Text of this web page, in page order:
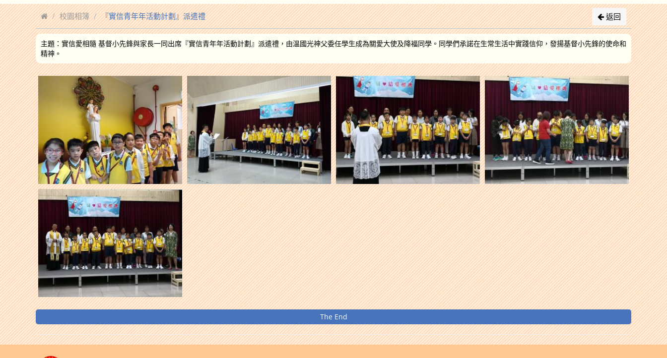
校園相簿 『實信青年年活動計劃』派遣禮 返回
主題：實信愛相隨 基督小先鋒與家長一同出席『實信青年年活動計劃』派遣禮，由溫國光神父委任學生成為關愛大使及降福同學。同學們承諾在生常生活中實踐信仰，發揚基督小先鋒的使命和
精神。
The End